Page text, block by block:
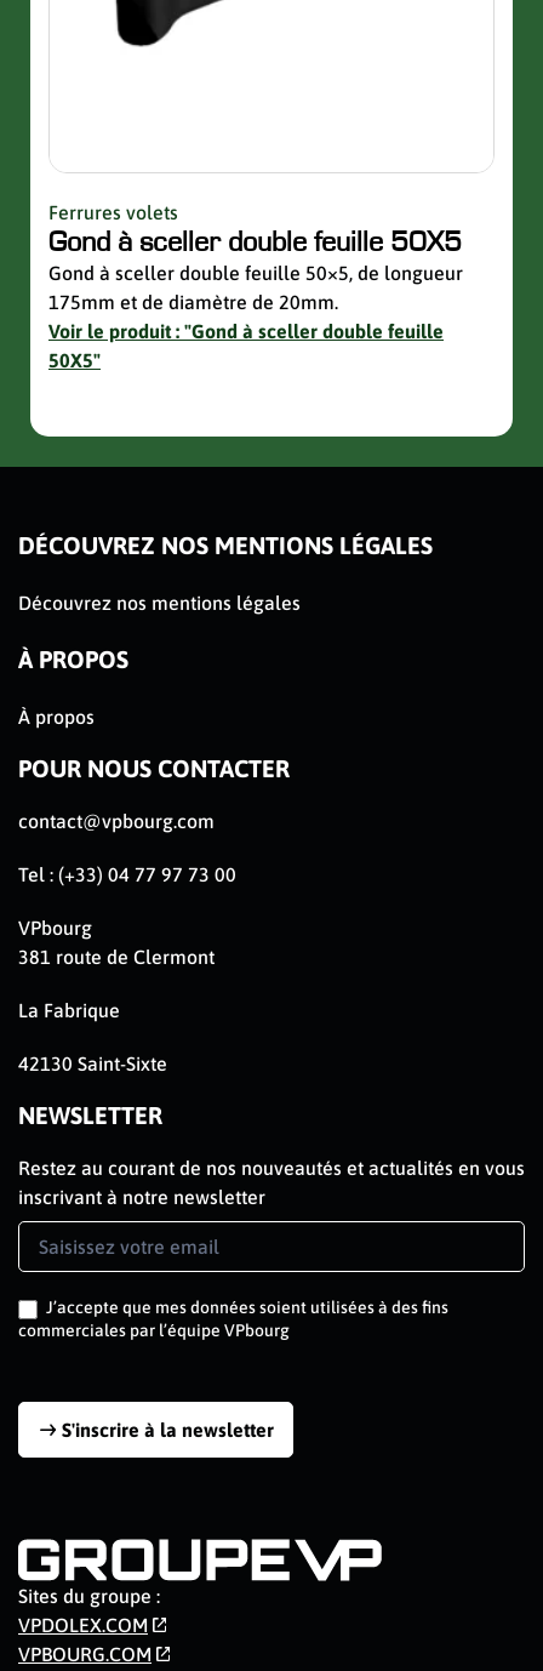
Ferrures volets
Gond à sceller double feuille 50X5
Gond à sceller double feuille 50×5, de longueur
175mm et de diamètre de 20mm.
Voir le produit : "Gond à sceller double feuille
50X5"
DÉCOUVREZ NOS MENTIONS LÉGALES
Découvrez nos mentions légales
À PROPOS
À propos
POUR NOUS CONTACTER
contact@vpbourg.com
Tel : (+33) 04 77 97 73 00
VPbourg
381 route de Clermont
La Fabrique
42130 Saint-Sixte
NEWSLETTER
Restez au courant de nos nouveautés et actualités en vous
inscrivant à notre newsletter
Newsletter
Signup
J’accepte que mes données soient utilisées à des fins
commerciales par l’équipe VPbourg
S'inscrire à la newsletter
Sites du groupe :
VPDOLEX.COM
VPBOURG.COM